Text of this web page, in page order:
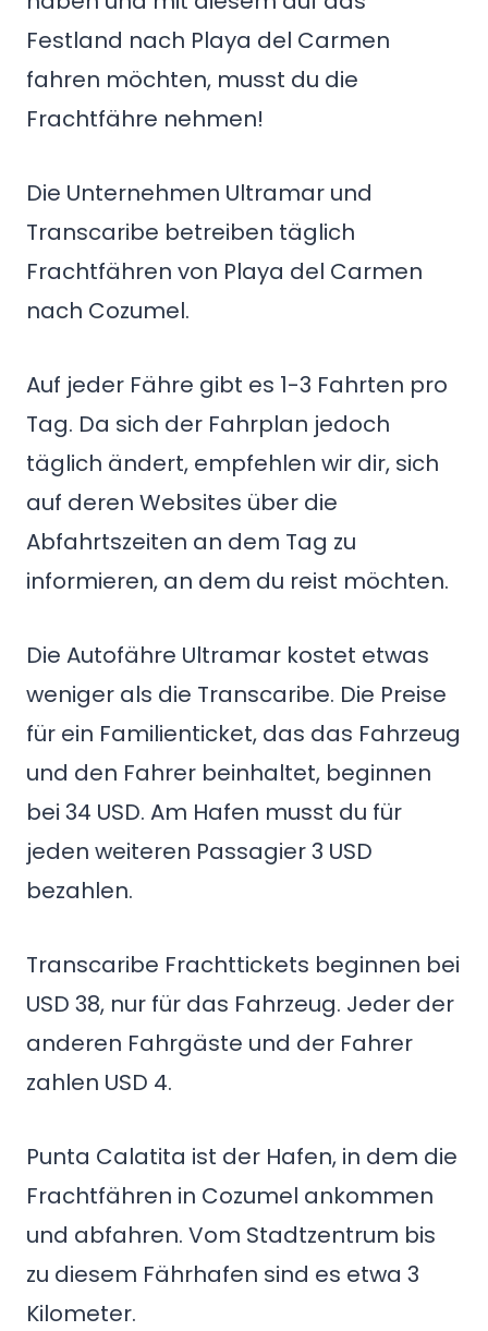
Festland nach Playa del Carmen
fahren möchten, musst du die
Frachtfähre nehmen!
Die Unternehmen Ultramar und
Transcaribe betreiben täglich
Frachtfähren von Playa del Carmen
nach Cozumel.
Auf jeder Fähre gibt es 1-3 Fahrten pro
Tag. Da sich der Fahrplan jedoch
täglich ändert, empfehlen wir dir, sich
auf deren Websites über die
Abfahrtszeiten an dem Tag zu
informieren, an dem du reist möchten.
Die Autofähre Ultramar kostet etwas
weniger als die Transcaribe. Die Preise
für ein Familienticket, das das Fahrzeug
und den Fahrer beinhaltet, beginnen
bei 34 USD. Am Hafen musst du für
jeden weiteren Passagier 3 USD
bezahlen.
Transcaribe Frachttickets beginnen bei
USD 38, nur für das Fahrzeug. Jeder der
anderen Fahrgäste und der Fahrer
zahlen USD 4.
Punta Calatita ist der Hafen, in dem die
Frachtfähren in Cozumel ankommen
und abfahren. Vom Stadtzentrum bis
zu diesem Fährhafen sind es etwa 3
Kilometer.